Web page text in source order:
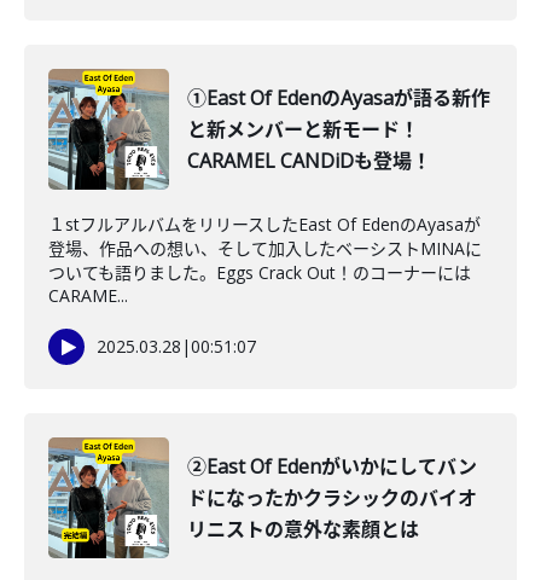
①East Of EdenのAyasaが語る新作
と新メンバーと新モード！
CARAMEL CANDiDも登場！
１stフルアルバムをリリースしたEast Of EdenのAyasaが
登場、作品への想い、そして加入したベーシストMINAに
ついても語りました。Eggs Crack Out！のコーナーには
CARAME...
2025.03.28 |00:51:07
②East Of Edenがいかにしてバン
ドになったかクラシックのバイオ
リニストの意外な素顔とは